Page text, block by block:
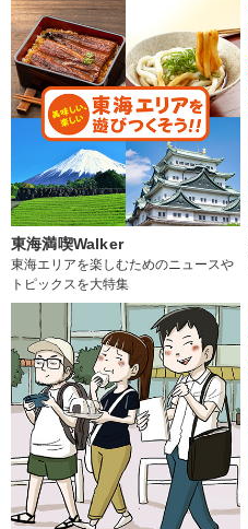
東海満喫Walker
東海エリアを楽しむためのニュースや
トピックスを大特集